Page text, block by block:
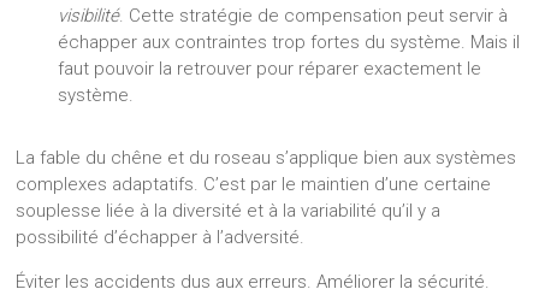
visibilité. Cette stratégie de compensation peut servir à
échapper aux contraintes trop fortes du système. Mais il
faut pouvoir la retrouver pour réparer exactement le
système.
La fable du chêne et du roseau s’applique bien aux systèmes
complexes adaptatifs. C’est par le maintien d’une certaine
souplesse liée à la diversité et à la variabilité qu’il y a
possibilité d’échapper à l’adversité.
Éviter les accidents dus aux erreurs. Améliorer la sécurité.